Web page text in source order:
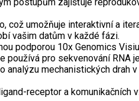
což umožňuje interaktivní a
vašim datům v každé fázi.
podporou 10x Genomics
pro sekvenování RNA
mechanistických drah
receptor a komunikačních